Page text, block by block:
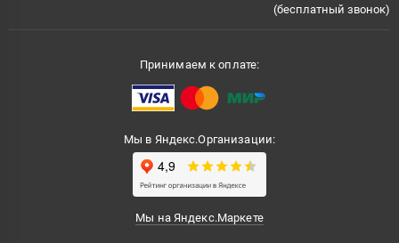
(бесплатный звонок)
Принимаем к оплате:
Мы в Яндекс.Организации:
Мы на Яндекс.Маркете